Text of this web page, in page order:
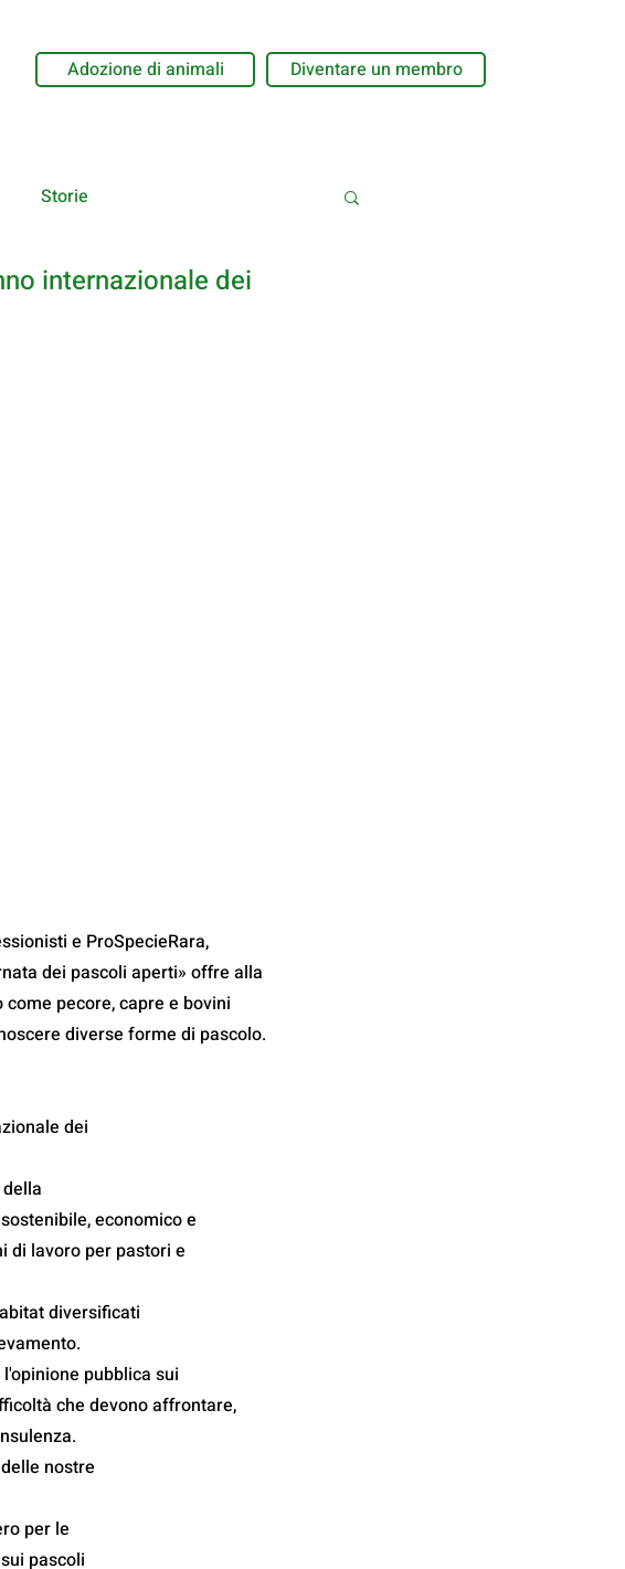
Diventare un membro
Adozione di animali
Storie
internazionale dei
e ProSpecieRara,
dei pascoli aperti» offre alla
pecore, capre e bovini
diverse forme di pascolo.
dei
economico e
di lavoro per pastori e
diversificati
pubblica sui
che devono affrontare,
nostre
per le
pascoli